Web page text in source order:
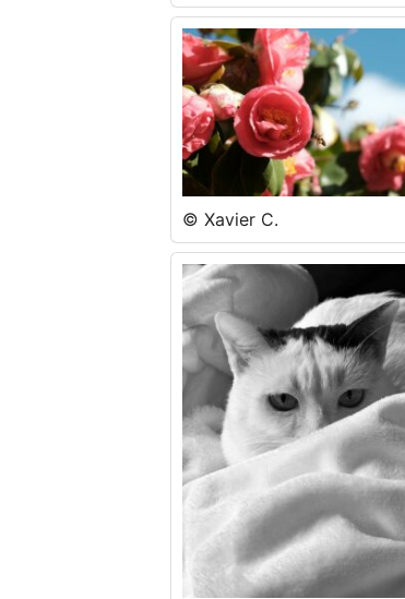
© Xavier C.